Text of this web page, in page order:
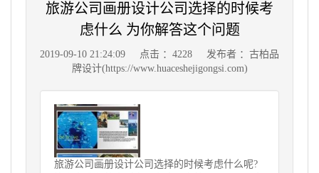
旅游公司画册设计公司选择的时候考
虑什么 为你解答这个问题
2019-09-10 21:24:09 点击 ：4228
发布者 ：古柏品
牌设计(https://www.huaceshejigongsi.com)
旅游公司画册设计公司选择的时候考虑什么呢?